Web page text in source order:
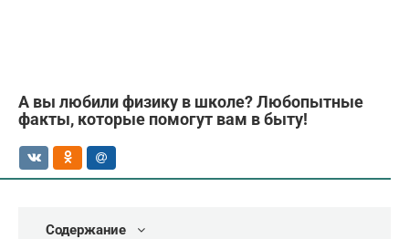
А вы любили физику в школе? Любопытные
факты, которые помогут вам в быту!
Содержание